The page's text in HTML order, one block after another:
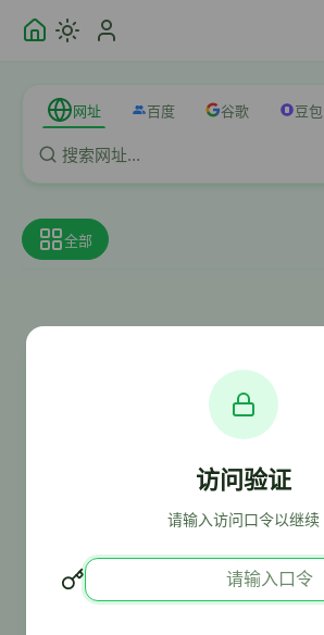
网址 百度 谷歌 豆包
全部
访问验证
请输入访问口令以继续